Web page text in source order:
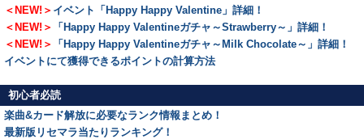
＜NEW!＞ イベント「Happy Happy Valentine」詳細！
＜NEW!＞
「Happy Happy Valentineガチャ～Strawberry～」詳細！
＜NEW!＞
「Happy Happy Valentineガチャ～Milk Chocolate～」詳細！
イベントにて獲得できるポイントの計算方法
初心者必読
楽曲&カード解放に必要なランク情報まとめ！
最新版リセマラ当たりランキング！